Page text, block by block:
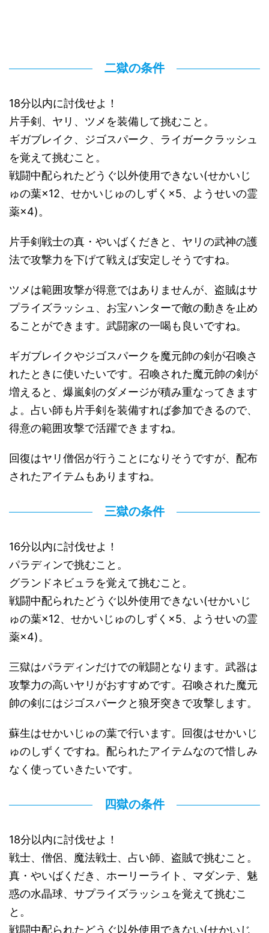
二獄の条件
18分以内に討伐せよ！
片手剣、ヤリ、ツメを装備して挑むこと。
ギガブレイク、ジゴスパーク、ライガークラッシュ
を覚えて挑むこと。
戦闘中配られたどうぐ以外使用できない(せかいじ
ゅの葉×12、せかいじゅのしずく×5、ようせいの霊
薬×4)。
片手剣戦士の真・やいばくだきと、ヤリの武神の護
法で攻撃力を下げて戦えば安定しそうですね。
ツメは範囲攻撃が得意ではありませんが、盗賊はサ
プライズラッシュ、お宝ハンターで敵の動きを止め
ることができます。武闘家の一喝も良いですね。
ギガブレイクやジゴスパークを魔元帥の剣が召喚さ
れたときに使いたいです。召喚された魔元帥の剣が
増えると、爆嵐剣のダメージが積み重なってきます
よ。占い師も片手剣を装備すれば参加できるので、
得意の範囲攻撃で活躍できますね。
回復はヤリ僧侶が行うことになりそうですが、配布
されたアイテムもありますね。
三獄の条件
16分以内に討伐せよ！
パラディンで挑むこと。
グランドネビュラを覚えて挑むこと。
戦闘中配られたどうぐ以外使用できない(せかいじ
ゅの葉×12、せかいじゅのしずく×5、ようせいの霊
薬×4)。
三獄はパラディンだけでの戦闘となります。武器は
攻撃力の高いヤリがおすすめです。召喚された魔元
帥の剣にはジゴスパークと狼牙突きで攻撃します。
蘇生はせかいじゅの葉で行います。回復はせかいじ
ゅのしずくですね。配られたアイテムなので惜しみ
なく使っていきたいです。
四獄の条件
18分以内に討伐せよ！
戦士、僧侶、魔法戦士、占い師、盗賊で挑むこと。
真・やいばくだき、ホーリーライト、マダンテ、魅
惑の水晶球、サプライズラッシュを覚えて挑むこ
と。
戦闘中配られたどうぐ以外使用できない(せかいじ